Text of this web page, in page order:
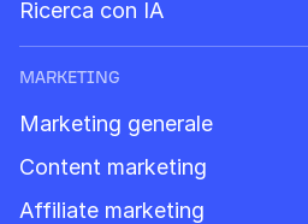
Ricerca con IA
MARKETING
Marketing generale
Content marketing
Affiliate marketing